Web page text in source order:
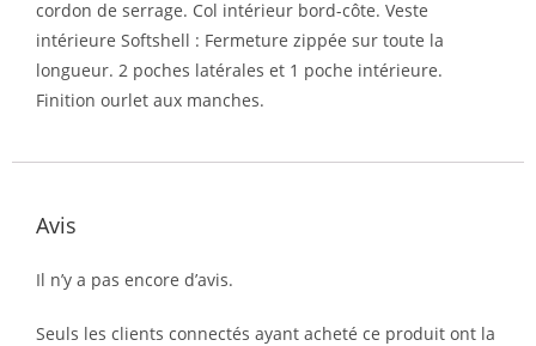
cordon de serrage. Col intérieur bord-côte. Veste
intérieure Softshell : Fermeture zippée sur toute la
longueur. 2 poches latérales et 1 poche intérieure.
Finition ourlet aux manches.
Avis
Il n’y a pas encore d’avis.
Seuls les clients connectés ayant acheté ce produit ont la